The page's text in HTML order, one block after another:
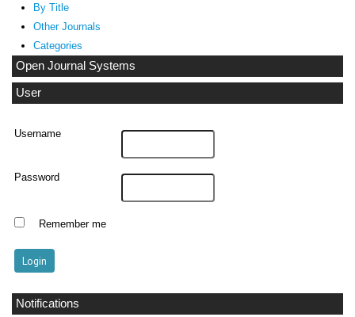
By Title
Other Journals
Categories
Open Journal Systems
User
Username
Password
Remember me
Notifications